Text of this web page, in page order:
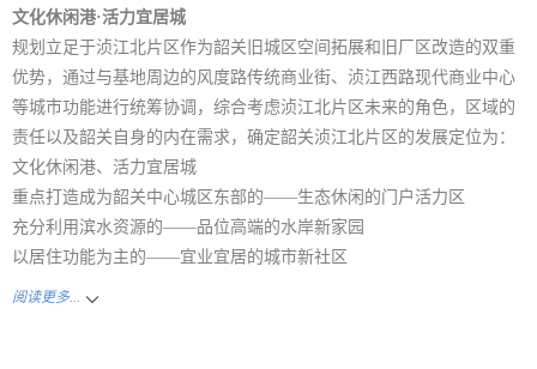
文化休闲港·活力宜居城
规划立足于浈江北片区作为韶关旧城区空间拓展和旧厂区改造的双重
优势，通过与基地周边的风度路传统商业街、浈江西路现代商业中心
等城市功能进行统筹协调，综合考虑浈江北片区未来的角色，区域的
责任以及韶关自身的内在需求，确定韶关浈江北片区的发展定位为：
文化休闲港、活力宜居城
重点打造成为韶关中心城区东部的——生态休闲的门户活力区
充分利用滨水资源的——品位高端的水岸新家园
以居住功能为主的——宜业宜居的城市新社区
阅读更多...